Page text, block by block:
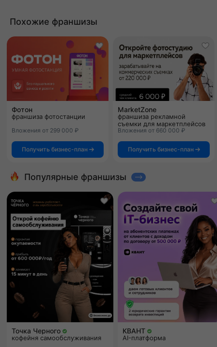
Похожие франшизы
Фотон
франшиза фотостанции
Вложения от 299 000 ₽
Получить бизнес-план
MarketZone
франшиза рекламной
съемки для маркетплейсов
Вложения от 660 000 ₽
Получить бизнес-план
Популярные франшизы
Точка Черного
кофейня самообслуживания
КВАНТ
AI-платформа